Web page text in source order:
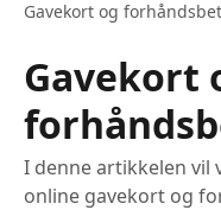
Gavekort og
Gavekort
I denne artikkelen vil
online gavekort og